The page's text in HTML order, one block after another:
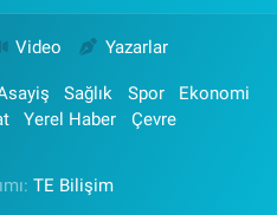
Video Yazarlar
Sağlık Spor
Ekonomi
Yerel Haber Çevre
TE Bilişim